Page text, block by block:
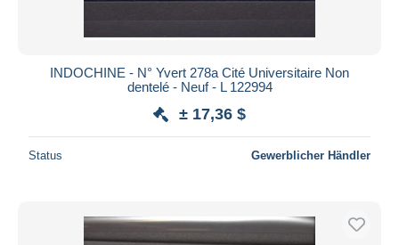
INDOCHINE - N° Yvert 278a Cité Universitaire Non
dentelé - Neuf - L 122994
± 17,36 $
Status Gewerblicher Händler